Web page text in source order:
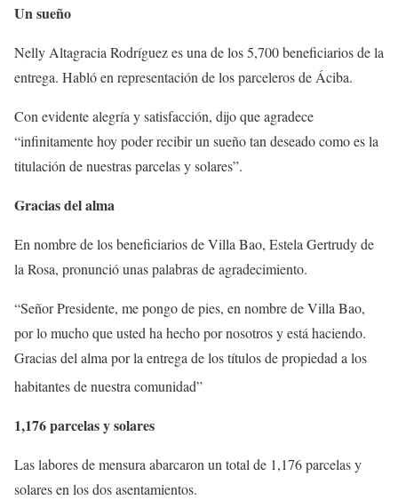
Un sueño
Nelly Altagracia Rodríguez es una de los 5,700 beneficiarios de la
entrega. Habló en representación de los parceleros de Áciba.
Con evidente alegría y satisfacción, dijo que agradece
“infinitamente hoy poder recibir un sueño tan deseado como es la
titulación de nuestras parcelas y solares”.
Gracias del alma
En nombre de los beneficiarios de Villa Bao, Estela Gertrudy de
la Rosa, pronunció unas palabras de agradecimiento.
“Señor Presidente, me pongo de pies, en nombre de Villa Bao,
por lo mucho que usted ha hecho por nosotros y está haciendo.
Gracias del alma por la entrega de los títulos de propiedad a los
habitantes de nuestra comunidad”
1,176 parcelas y solares
Las labores de mensura abarcaron un total de 1,176 parcelas y
solares en los dos asentamientos.